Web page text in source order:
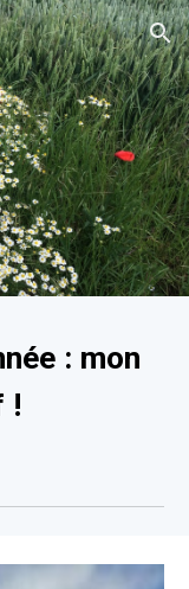
Skip to navigation
: mon
!